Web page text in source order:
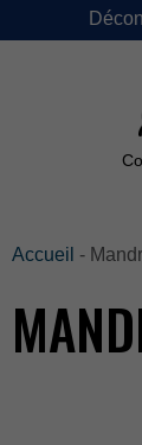
Accueil -